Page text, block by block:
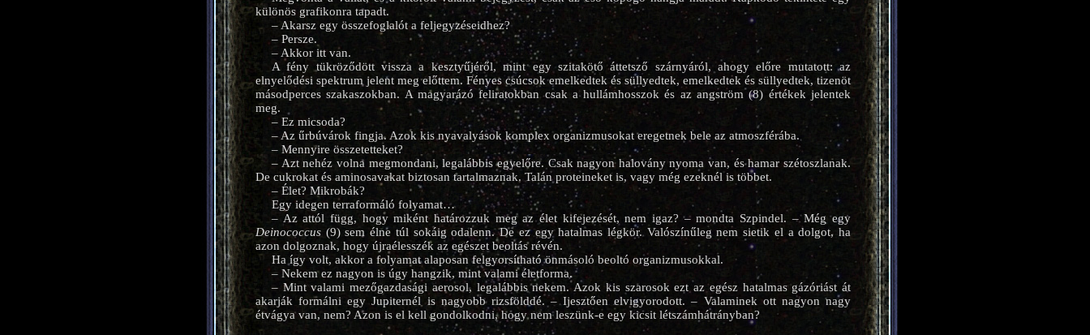
különös grafikonra tapadt.
– Akarsz egy összefoglalót a feljegyzéseidhez?
– Persze.
– Akkor itt van.
A fény tükröződött vissza a kesztyűjéről, mint egy szitakötő áttetsző szárnyáról, ahogy előre mutatott: az
elnyelődési spektrum jelent meg előttem. Fényes csúcsok emelkedtek és süllyedtek, emelkedtek és süllyedtek, tizenöt
másodperces szakaszokban. A magyarázó feliratokban csak a hullámhosszok és az angström (8) értékek jelentek
meg.
– Ez micsoda?
– Az űrbúvárok fingja. Azok kis nyavalyások komplex organizmusokat eregetnek bele az atmoszférába.
– Mennyire összetetteket?
– Azt nehéz volna megmondani, legalábbis egyelőre. Csak nagyon halovány nyoma van, és hamar szétoszlanak.
De cukrokat és aminosavakat biztosan tartalmaznak. Talán proteineket is, vagy még ezeknél is többet.
– Élet? Mikrobák?
Egy idegen terraformáló folyamat…
– Az attól függ, hogy miként határozzuk meg az élet kifejezését, nem igaz? – mondta Szpindel. – Még egy
Deinococcus (9) sem élne túl sokáig odalenn. De ez egy hatalmas légkör. Valószínűleg nem sietik el a dolgot, ha
azon dolgoznak, hogy újraélesszék az egészet beoltás révén.
Ha így volt, akkor a folyamat alaposan felgyorsítható önmásoló beoltó organizmusokkal.
– Nekem ez nagyon is úgy hangzik, mint valami életforma.
– Mint valami mezőgazdasági aerosol, legalábbis nekem. Azok kis szarosok ezt az egész hatalmas gázóriást át
akarják formálni egy Jupiternél is nagyobb rizsfölddé. – Ijesztően elvigyorodott. – Valaminek ott nagyon nagy
étvágya van, nem? Azon is el kell gondolkodni, hogy nem leszünk-e egy kicsit létszámhátrányban?